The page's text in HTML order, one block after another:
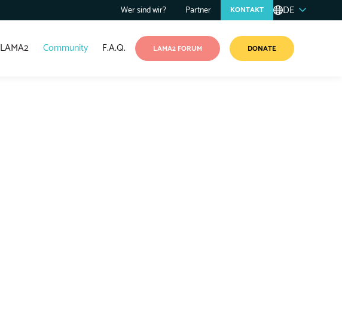
Wer sind wir? Partner KONTAKT DE
LAMA2 Community F.A.Q. LAMA2 FORUM DONATE